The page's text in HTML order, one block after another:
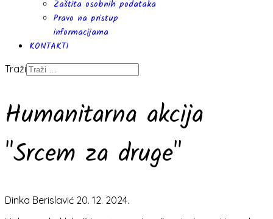
Zaštita osobnih podataka
Pravo na pristup
informacijama
KONTAKTI
Traži
Humanitarna akcija
"Srcem za druge"
Dinka Berislavić 20. 12. 2024.